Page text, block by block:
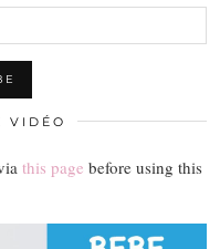
VIDÉO
this page before using this